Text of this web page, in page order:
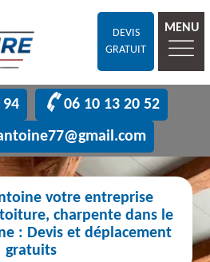
DEVIS
GRATUIT
MENU
94
06 10 13 20 52
votre entreprise
charpente dans le
: Devis et déplacement
gratuits